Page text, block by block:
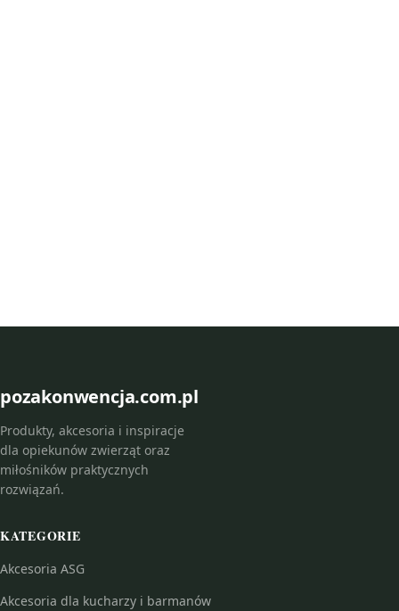
pozakonwencja.com.pl
Produkty, akcesoria i inspiracje
dla opiekunów zwierząt oraz
miłośników praktycznych
rozwiązań.
KATEGORIE
Akcesoria ASG
Akcesoria dla kucharzy i barmanów